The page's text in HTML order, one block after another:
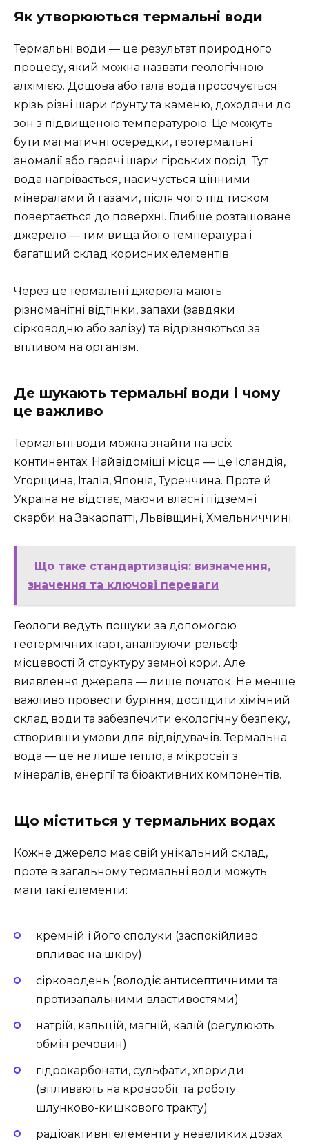
Як утворюються термальні води
Термальні води — це результат природного
процесу, який можна назвати геологічною
алхімією. Дощова або тала вода просочується
крізь різні шари ґрунту та каменю, доходячи до
зон з підвищеною температурою. Це можуть
бути магматичні осередки, геотермальні
аномалії або гарячі шари гірських порід. Тут
вода нагрівається, насичується цінними
мінералами й газами, після чого під тиском
повертається до поверхні. Глибше розташоване
джерело — тим вища його температура і
багатший склад корисних елементів.
Через це термальні джерела мають
різноманітні відтінки, запахи (завдяки
сірководню або залізу) та відрізняються за
впливом на організм.
Де шукають термальні води і чому
це важливо
Термальні води можна знайти на всіх
континентах. Найвідоміші місця — це Ісландія,
Угорщина, Італія, Японія, Туреччина. Проте й
Україна не відстає, маючи власні підземні
скарби на Закарпатті, Львівщині, Хмельниччині.
Що таке стандартизація: визначення,
значення та ключові переваги
Геологи ведуть пошуки за допомогою
геотермічних карт, аналізуючи рельєф
місцевості й структуру земної кори. Але
виявлення джерела — лише початок. Не менше
важливо провести буріння, дослідити хімічний
склад води та забезпечити екологічну безпеку,
створивши умови для відвідувачів. Термальна
вода — це не лише тепло, а мікросвіт з
мінералів, енергії та біоактивних компонентів.
Що міститься у термальних водах
Кожне джерело має свій унікальний склад,
проте в загальному термальні води можуть
мати такі елементи:
кремній і його сполуки (заспокійливо
впливає на шкіру)
сірководень (володіє антисептичними та
протизапальними властивостями)
натрій, кальцій, магній, калій (регулюють
обмін речовин)
гідрокарбонати, сульфати, хлориди
(впливають на кровообіг та роботу
шлунково-кишкового тракту)
радіоактивні елементи у невеликих дозах